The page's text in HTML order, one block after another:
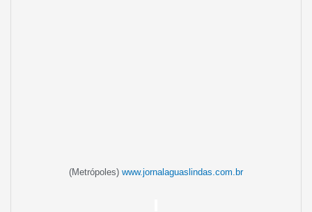
(Metrópoles) www.jornalaguaslindas.com.br